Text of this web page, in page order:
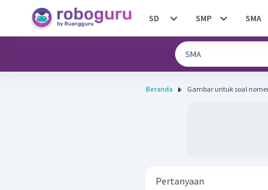
SD SMP SMA
Beranda
Pertanyaan